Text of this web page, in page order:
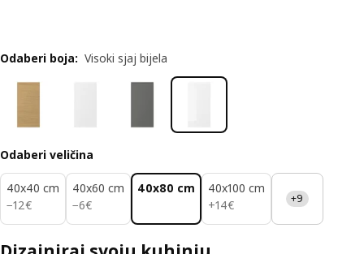
Odaberi boja: Visoki sjaj bijela
Odaberi veličina
40x40 cm
−12€
12€
40x60 cm
−6€
6€
40x80 cm
40x100 cm
+14€
14€ +9